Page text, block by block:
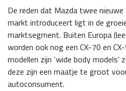
De reden dat Mazda twee nieuwe
markt introduceert ligt in de
marktsegment. Buiten Europa
worden ook nog een CX-70 en
modellen zijn ‘wide body
deze zijn een maatje te groot
autoconsument.